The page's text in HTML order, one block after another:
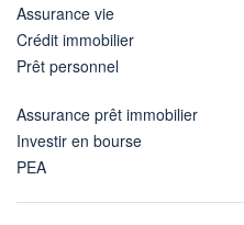
Assurance vie
Crédit immobilier
Prêt personnel
Assurance prêt immobilier
Investir en bourse
PEA